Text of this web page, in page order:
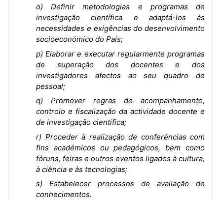
o) Definir metodologias e programas de
investigação científica e adaptá-los às
necessidades e exigências do desenvolvimento
socioeconómico do País;
p) Elaborar e executar regularmente programas
de superação dos docentes e dos
investigadores afectos ao seu quadro de
pessoal;
q) Promover regras de acompanhamento,
controlo e fiscalização da actividade docente e
de investigação científica;
r) Proceder à realização de conferências com
fins académicos ou pedagógicos, bem como
fóruns, feiras e outros eventos ligados à cultura,
à ciência e às tecnologias;
s) Estabelecer processos de avaliação de
conhecimentos.